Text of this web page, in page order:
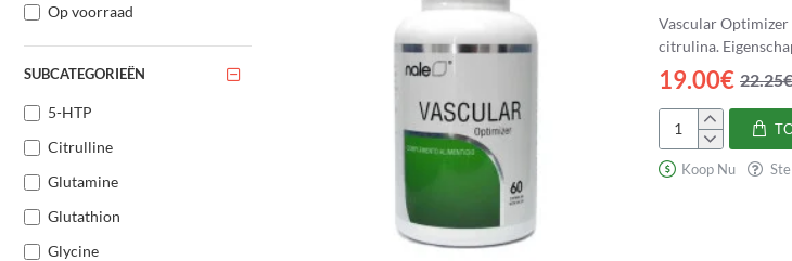
Op voorraad
SUBCATEGORIEËN
5-HTP
Citrulline
Glutamine
Glutathion
Glycine
Vascular Optimizer
19.00€ 22.25€
Vascular
Optimizer
Koop Nu